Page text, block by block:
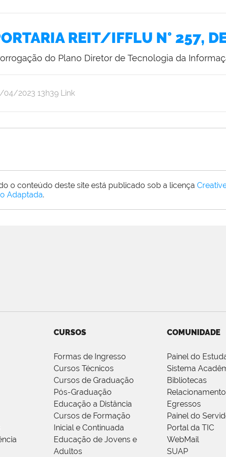
REIT/IFFLU N° 257,
do Plano Diretor de Tecnologia da
04/2023 13h39 Link
o conteúdo deste site está publicado sob a licença
Adaptada.
CURSOS
Formas de Ingresso
Cursos Técnicos
Cursos de Graduação
Pós-Graduação
Educação a Distância
Cursos de Formação
Inicial e Continuada
Educação de Jovens e
Adultos
COMUNIDADE
Painel do
Sistema
Bibliotecas
Egressos
Painel do
Portal da TIC
WebMail
SUAP